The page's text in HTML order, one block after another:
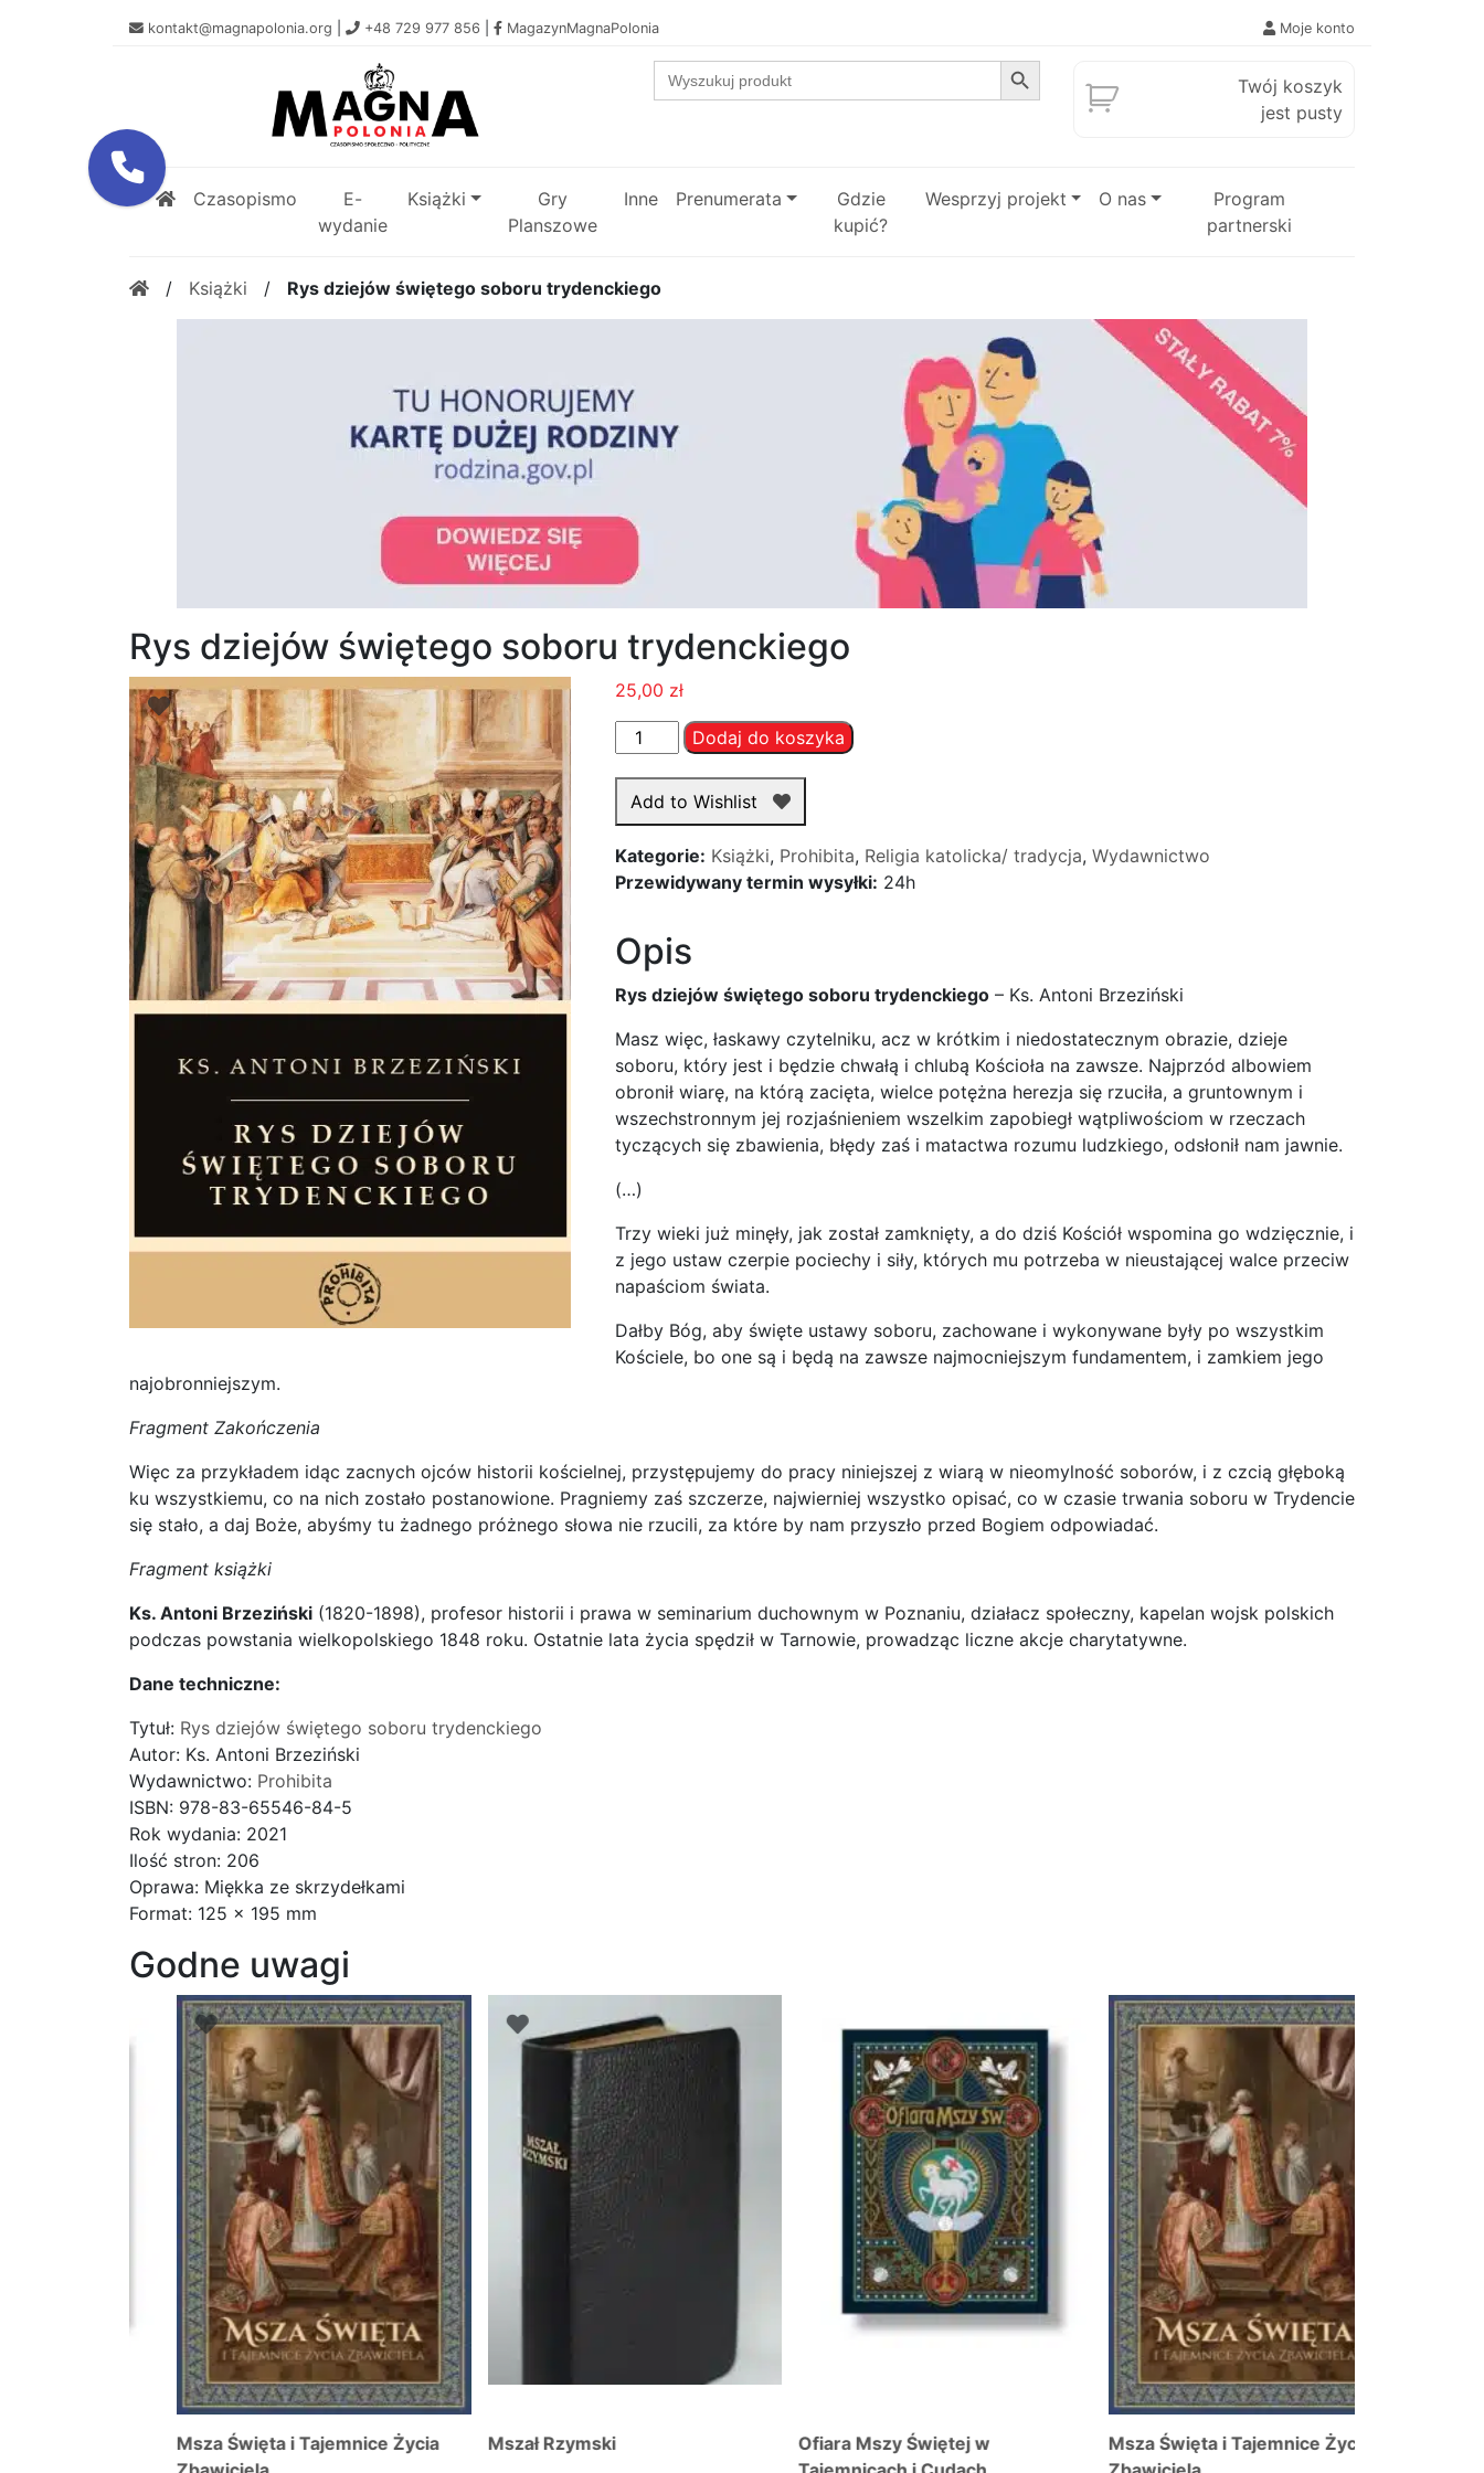
kontakt@magnapolonia.org +48 729 977 856 MagazynMagnaPolonia Moje konto
Search
for:
Search Button
Twój koszyk
jest pusty
Czasopismo
E-
wydanie
Książki
Gry
Planszowe
Inne Prenumerata
Gdzie
kupić?
Wesprzyj projekt O nas
Program
partnerski
/ Książki / Rys dziejów świętego soboru trydenckiego
Rys dziejów świętego soboru trydenckiego
25,00 zł
ilość
Rys
dziejów
świętego
trydenckiego
Dodaj do koszyka
Add to Wishlist
Kategorie: Książki, Prohibita, Religia katolicka/ tradycja, Wydawnictwo
Przewidywany termin wysyłki: 24h
Opis
Rys dziejów świętego soboru trydenckiego – Ks. Antoni Brzeziński
Masz więc, łaskawy czytelniku, acz w krótkim i niedostatecznym obrazie, dzieje
soboru, który jest i będzie chwałą i chlubą Kościoła na zawsze. Najprzód albowiem
obronił wiarę, na którą zacięta, wielce potężna herezja się rzuciła, a gruntownym i
wszechstronnym jej rozjaśnieniem wszelkim zapobiegł wątpliwościom w rzeczach
tyczących się zbawienia, błędy zaś i matactwa rozumu ludzkiego, odsłonił nam jawnie.
(…)
Trzy wieki już minęły, jak został zamknięty, a do dziś Kościół wspomina go wdzięcznie, i
z jego ustaw czerpie pociechy i siły, których mu potrzeba w nieustającej walce przeciw
napaściom świata.
Dałby Bóg, aby święte ustawy soboru, zachowane i wykonywane były po wszystkim
Kościele, bo one są i będą na zawsze najmocniejszym fundamentem, i zamkiem jego
najobronniejszym.
Fragment Zakończenia
Więc za przykładem idąc zacnych ojców historii kościelnej, przystępujemy do pracy niniejszej z wiarą w nieomylność soborów, i z czcią głęboką
ku wszystkiemu, co na nich zostało postanowione. Pragniemy zaś szczerze, najwierniej wszystko opisać, co w czasie trwania soboru w Trydencie
się stało, a daj Boże, abyśmy tu żadnego próżnego słowa nie rzucili, za które by nam przyszło przed Bogiem odpowiadać.
Fragment książki
Ks. Antoni Brzeziński (1820-1898), profesor historii i prawa w seminarium duchownym w Poznaniu, działacz społeczny, kapelan wojsk polskich
podczas powstania wielkopolskiego 1848 roku. Ostatnie lata życia spędził w Tarnowie, prowadząc liczne akcje charytatywne.
Dane techniczne:
Tytuł: Rys dziejów świętego soboru trydenckiego
Autor: Ks. Antoni Brzeziński
Wydawnictwo: Prohibita
ISBN: 978-83-65546-84-5
Rok wydania: 2021
Ilość stron: 206
Oprawa: Miękka ze skrzydełkami
Format: 125 x 195 mm
Godne uwagi
Msza Święta i Tajemnice Życia
Mszał Rzymski
Ofiara Mszy Świętej w
Msza Święta i Tajemnice Życia